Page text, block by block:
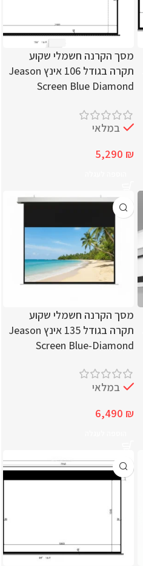
מסך הקרנה חשמלי שקוע
תקרה בגודל 106 אינץ Jeason
Screen Blue Diamond
במלאי
5,290 ₪
מסך הקרנה חשמלי שקוע
תקרה בגודל 135 אינץ Jeason
Screen Blue-Diamond
במלאי
6,490 ₪